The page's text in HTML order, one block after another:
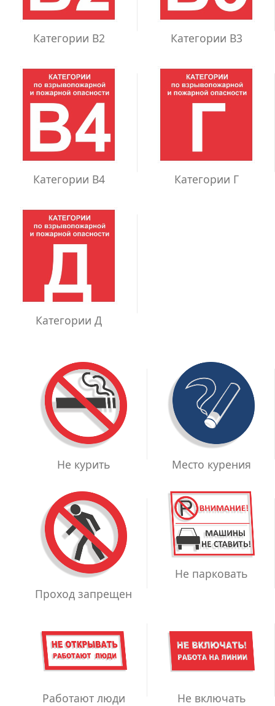
Категории В2 Категории В3
Категории В4 Категории Г
Категории Д
Не курить Место курения
Проход запрещен
Не парковать
Работают люди Не включать